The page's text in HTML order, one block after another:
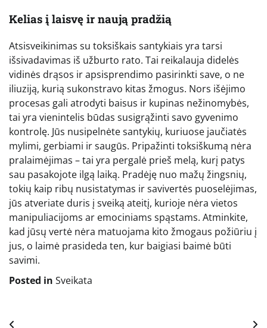
Kelias į laisvę ir naują pradžią
Atsisveikinimas su toksiškais santykiais yra tarsi
išsivadavimas iš užburto rato. Tai reikalauja didelės
vidinės drąsos ir apsisprendimo pasirinkti save, o ne
iliuziją, kurią sukonstravo kitas žmogus. Nors išėjimo
procesas gali atrodyti baisus ir kupinas nežinomybės,
tai yra vienintelis būdas susigrąžinti savo gyvenimo
kontrolę. Jūs nusipelnėte santykių, kuriuose jaučiatės
mylimi, gerbiami ir saugūs. Pripažinti toksiškumą nėra
pralaimėjimas – tai yra pergalė prieš melą, kurį patys
sau pasakojote ilgą laiką. Pradėję nuo mažų žingsnių,
tokių kaip ribų nusistatymas ir savivertės puoselėjimas,
jūs atveriate duris į sveiką ateitį, kurioje nėra vietos
manipuliacijoms ar emociniams spąstams. Atminkite,
kad jūsų vertė nėra matuojama kito žmogaus požiūriu į
jus, o laimė prasideda ten, kur baigiasi baimė būti
savimi.
Posted in Sveikata